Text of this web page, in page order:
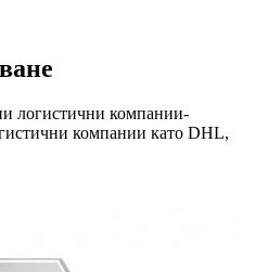
логистични компании-
компании като DHL,